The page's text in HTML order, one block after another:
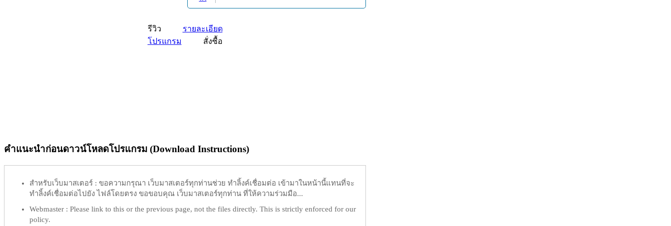
รีวิว
รายละเอียด
โปรแกรม
สั่งซื้อ
คำแนะนำก่อนดาวน์โหลดโปรแกรม (Download Instructions)
สำหรับเว็บมาสเตอร์ : ขอความกรุณา เว็บมาสเตอร์ทุกท่านช่วย ทำลิ้งค์เชื่อมต่อ เข้ามาในหน้านี้แทนที่จะ
ทำลิ้งค์เชื่อมต่อไปยัง ไฟล์โดยตรง ขอขอบคุณ เว็บมาสเตอร์ทุกท่าน ที่ให้ความร่วมมือ...
Webmaster : Please link to this or the previous page, not the files directly. This is strictly enforced for our
policy.